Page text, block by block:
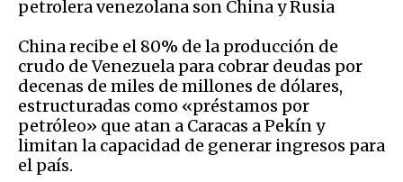
petrolera venezolana son China y Rusia
China recibe el 80% de la producción de
crudo de Venezuela para cobrar deudas por
decenas de miles de millones de dólares,
estructuradas como «préstamos por
petróleo» que atan a Caracas a Pekín y
limitan la capacidad de generar ingresos para
el país.